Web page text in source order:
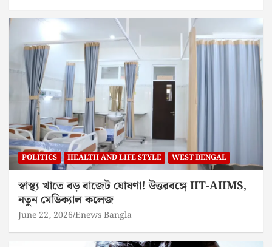
POLITICS HEALTH AND LIFE STYLE WEST BENGAL
স্বাস্থ্য খাতে বড় বাজেট ঘোষণা! উত্তরবঙ্গে IIT-AIIMS,
নতুন মেডিক্যাল কলেজ
June 22, 2026 Enews Bangla